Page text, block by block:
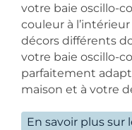
votre baie oscillo-
couleur à
décors différents
votre baie oscillo-
parfaitement
maison et à votre
En savoir plus sur